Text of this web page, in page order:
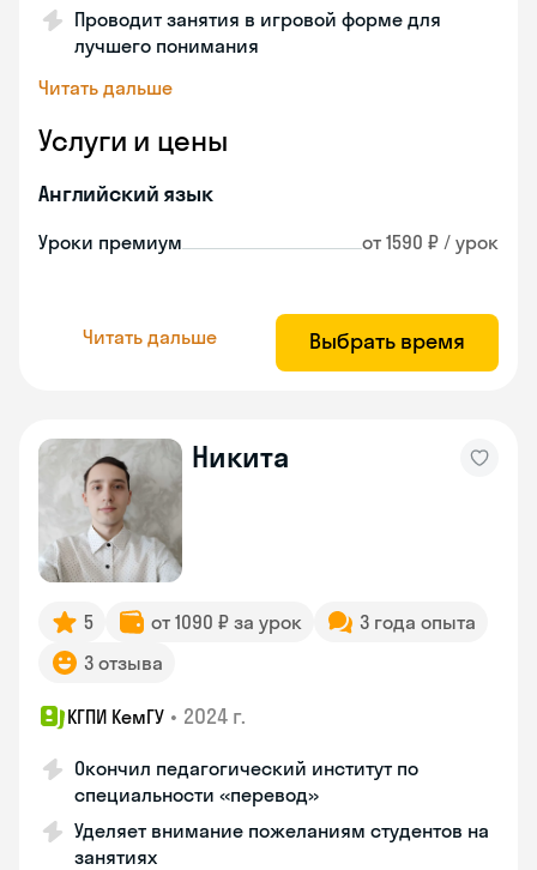
Проводит занятия в игровой форме для
лучшего понимания
Читать дальше
Услуги и цены
Английский язык
Уроки премиум от 1590 ₽ / урок
Читать дальше Выбрать время
Никита
5 от 1090 ₽ за урок
3 года опыта
3 отзыва
КГПИ КемГУ • 2024 г.
Окончил педагогический институт по
специальности «перевод»
Уделяет внимание пожеланиям студентов на
занятиях